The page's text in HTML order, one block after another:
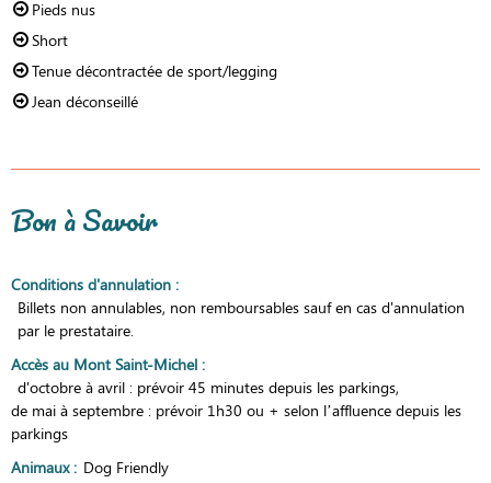
Pieds nus
Short
Tenue décontractée de sport/legging
Jean déconseillé
Bon à Savoir
Conditions d'annulation :
Billets non annulables, non remboursables sauf en cas d'annulation
par le prestataire.
Accès au Mont Saint-Michel :
d'octobre à avril : prévoir 45 minutes depuis les parkings
de mai à septembre : prévoir 1h30 ou + selon l’affluence depuis les
parkings
Animaux: Dog Friendly